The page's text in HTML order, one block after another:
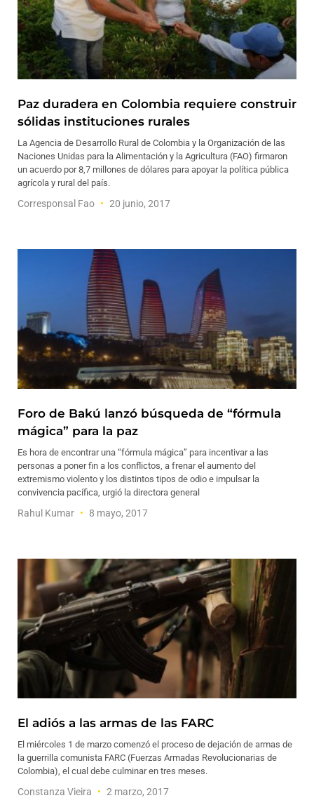
Paz duradera en Colombia requiere construir
sólidas instituciones rurales
La Agencia de Desarrollo Rural de Colombia y la Organización de las
Naciones Unidas para la Alimentación y la Agricultura (FAO) firmaron
un acuerdo por 8,7 millones de dólares para apoyar la política pública
agrícola y rural del país.
Corresponsal Fao 20 junio, 2017
Foro de Bakú lanzó búsqueda de “fórmula
mágica” para la paz
Es hora de encontrar una “fórmula mágica” para incentivar a las
personas a poner fin a los conflictos, a frenar el aumento del
extremismo violento y los distintos tipos de odio e impulsar la
convivencia pacífica, urgió la directora general
Rahul Kumar 8 mayo, 2017
El adiós a las armas de las FARC
El miércoles 1 de marzo comenzó el proceso de dejación de armas de
la guerrilla comunista FARC (Fuerzas Armadas Revolucionarias de
Colombia), el cual debe culminar en tres meses.
Constanza Vieira 2 marzo, 2017